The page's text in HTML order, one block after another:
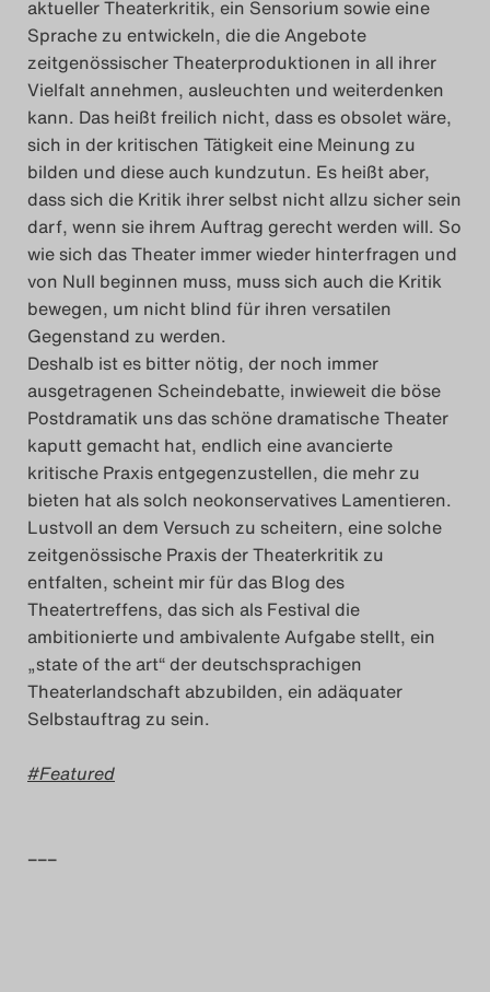
aktueller Theaterkritik, ein Sensorium sowie eine
Sprache zu entwickeln, die die Angebote
zeitgenössischer Theaterproduktionen in all ihrer
Vielfalt annehmen, ausleuchten und weiterdenken
kann. Das heißt freilich nicht, dass es obsolet wäre,
sich in der kritischen Tätigkeit eine Meinung zu
bilden und diese auch kundzutun. Es heißt aber,
dass sich die Kritik ihrer selbst nicht allzu sicher sein
darf, wenn sie ihrem Auftrag gerecht werden will. So
wie sich das Theater immer wieder hinterfragen und
von Null beginnen muss, muss sich auch die Kritik
bewegen, um nicht blind für ihren versatilen
Gegenstand zu werden.
Deshalb ist es bitter nötig, der noch immer
ausgetragenen Scheindebatte, inwieweit die böse
Postdramatik uns das schöne dramatische Theater
kaputt gemacht hat, endlich eine avancierte
kritische Praxis entgegenzustellen, die mehr zu
bieten hat als solch neokonservatives Lamentieren.
Lustvoll an dem Versuch zu scheitern, eine solche
zeitgenössische Praxis der Theaterkritik zu
entfalten, scheint mir für das Blog des
Theatertreffens, das sich als Festival die
ambitionierte und ambivalente Aufgabe stellt, ein
„state of the art“ der deutschsprachigen
Theaterlandschaft abzubilden, ein adäquater
Selbstauftrag zu sein.
Featured
–––